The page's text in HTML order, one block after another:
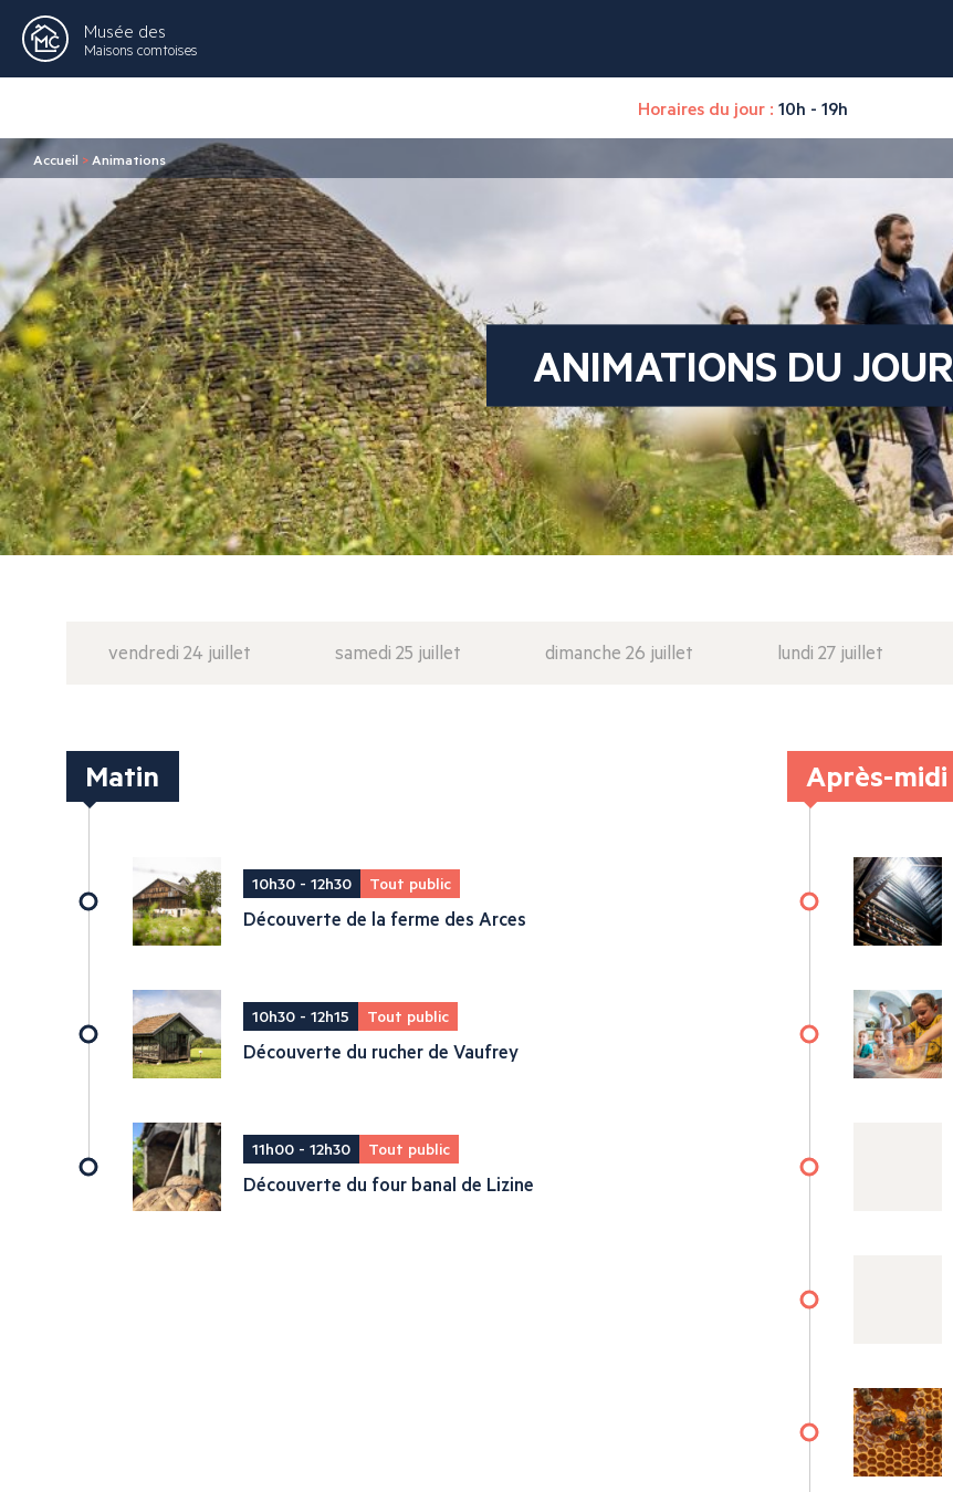
Musée des
Maisons comtoises
Horaires du jour : 10h - 19h
Accueil > Animations
ANIMATIONS DU JOUR
vendredi 24 juillet samedi 25 juillet dimanche 26 juillet lundi 27 juillet
Matin
10h30 - 12h30 Tout public
Découverte de la ferme des Arces
10h30 - 12h15 Tout public
Découverte du rucher de Vaufrey
11h00 - 12h30 Tout public
Découverte du four banal de Lizine
Après-midi